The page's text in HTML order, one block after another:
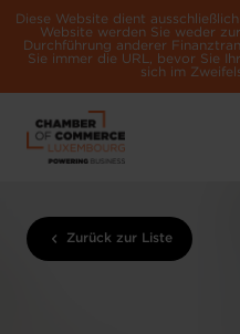
Diese Website dient
Website werden Sie weder
Durchführung anderer
Sie immer die URL, bevor Sie
sich im
Zurück zur Liste